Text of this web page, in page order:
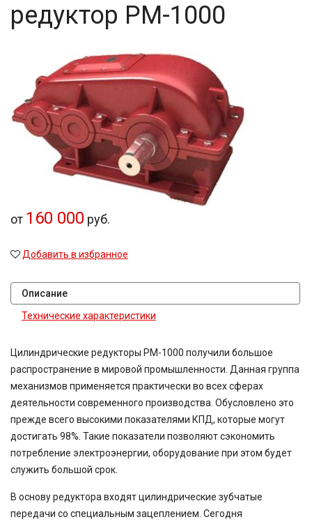
редуктор РМ-1000
от 160 000 руб.
Добавить в избранное
Описание
Технические характеристики
Цилиндрические редукторы РМ-1000 получили большое
распространение в мировой промышленности. Данная группа
механизмов применяется практически во всех сферах
деятельности современного производства. Обусловлено это
прежде всего высокими показателями КПД, которые могут
достигать 98%. Такие показатели позволяют сэкономить
потребление электроэнергии, оборудование при этом будет
служить большой срок.
В основу редуктора входят цилиндрические зубчатые
передачи со специальным зацеплением. Сегодня